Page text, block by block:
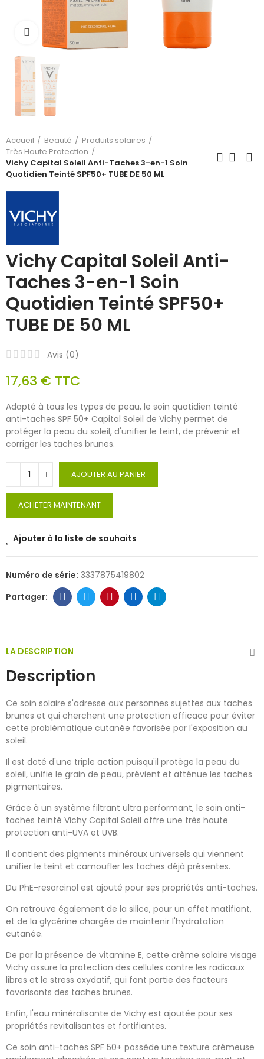
Cliquez pour agrandir
Accueil Beauté
Produits solaires
Très Haute Protection
Vichy Capital Soleil Anti-Taches 3-en-1 Soin
Quotidien Teinté SPF50+ TUBE DE 50 ML
Vichy Capital Soleil Anti-
Taches 3-en-1 Soin
Quotidien Teinté SPF50+
TUBE DE 50 ML
Avis (0)
17,63 € TTC
Adapté à tous les types de peau, le soin quotidien teinté
anti-taches SPF 50+ Capital Soleil de Vichy permet de
protéger la peau du soleil, d'unifier le teint, de prévenir et
corriger les taches brunes.
AJOUTER AU PANIER
ACHETER MAINTENANT
Ajouter à la liste de souhaits
Numéro de série: 3337875419802
LA DESCRIPTION
Description
Ce soin solaire s'adresse aux personnes sujettes aux taches
brunes et qui cherchent une protection efficace pour éviter
cette problématique cutanée favorisée par l'exposition au
soleil.
Il est doté d'une triple action puisqu'il protège la peau du
soleil, unifie le grain de peau, prévient et atténue les taches
pigmentaires.
Grâce à un système filtrant ultra performant, le soin anti-
taches teinté Vichy Capital Soleil offre une très haute
protection anti-UVA et UVB.
Il contient des pigments minéraux universels qui viennent
unifier le teint et camoufler les taches déjà présentes.
Du PhE-resorcinol est ajouté pour ses propriétés anti-taches.
On retrouve également de la silice, pour un effet matifiant,
et de la glycérine chargée de maintenir l'hydratation
cutanée.
De par la présence de vitamine E, cette crème solaire visage
Vichy assure la protection des cellules contre les radicaux
libres et le stress oxydatif, qui font partie des facteurs
favorisants des taches brunes.
Enfin, l'eau minéralisante de Vichy est ajoutée pour ses
propriétés revitalisantes et fortifiantes.
Ce soin anti-taches SPF 50+ possède une texture crémeuse